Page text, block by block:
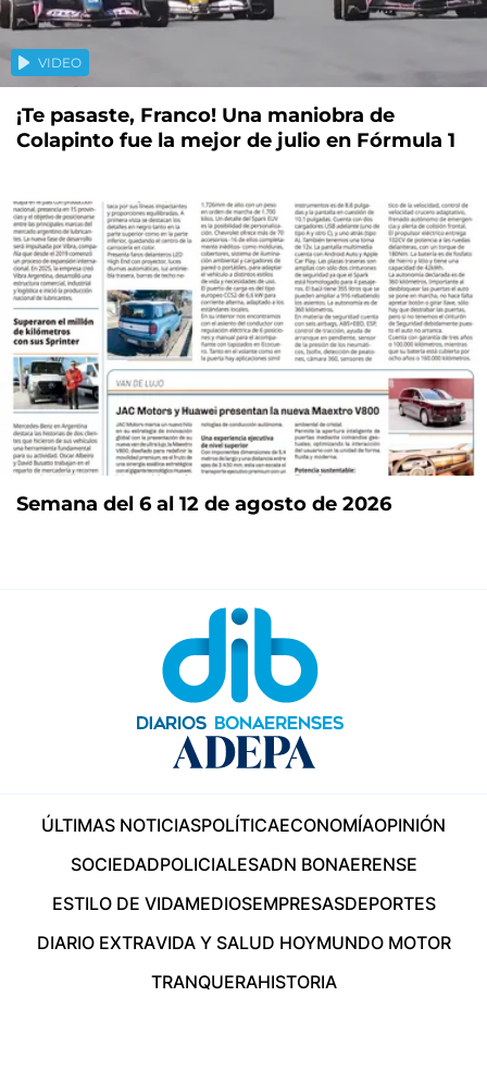
VIDEO
¡Te pasaste, Franco! Una maniobra de
Colapinto fue la mejor de julio en Fórmula 1
Semana del 6 al 12 de agosto de 2026
ÚLTIMAS NOTICIASPOLÍTICAECONOMÍAOPINIÓN
SOCIEDADPOLICIALESADN BONAERENSE
ESTILO DE VIDAMEDIOSEMPRESASDEPORTES
DIARIO EXTRAVIDA Y SALUD HOYMUNDO MOTOR
TRANQUERAHISTORIA